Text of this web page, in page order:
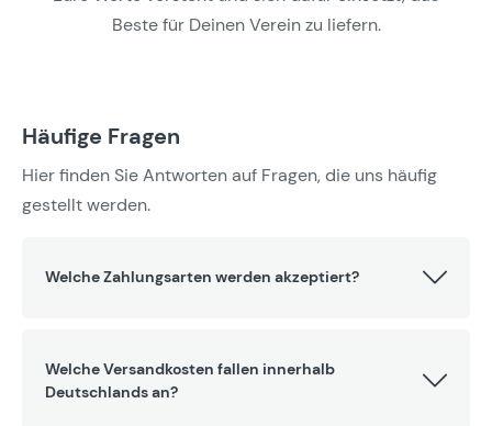
Beste für Deinen Verein zu liefern.
Häufige Fragen
Hier finden Sie Antworten auf Fragen, die uns häufig
gestellt werden.
Welche Zahlungsarten werden akzeptiert?
Welche Versandkosten fallen innerhalb
Deutschlands an?